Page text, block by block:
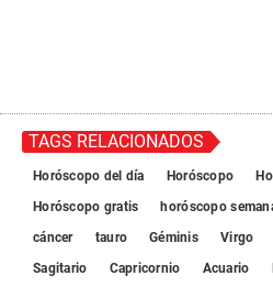
TAGS RELACIONADOS
Horóscopo del día Horóscopo
Horóscopo gratis
horóscopo
cáncer
tauro Géminis Virgo
Sagitario
Capricornio Acuario